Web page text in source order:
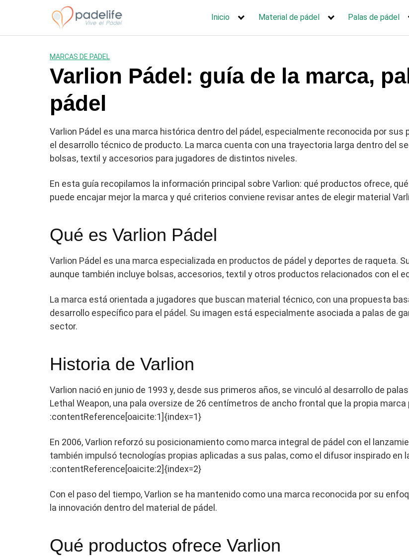
Inicio Material de pádel Palas de pádel
MARCAS DE PADEL
Varlion Pádel: guía de la marca,
pádel
Varlion Pádel es una marca histórica dentro del pádel, especialmente reconocida por sus
el desarrollo técnico de producto. La marca cuenta con una trayectoria larga dentro del
bolsas, textil y accesorios para jugadores de distintos niveles.
En esta guía recopilamos la información principal sobre Varlion: qué productos ofrece,
puede encajar mejor la marca y qué criterios conviene revisar antes de elegir material
Qué es Varlion Pádel
Varlion Pádel es una marca especializada en productos de pádel y deportes de raqueta.
aunque también incluye bolsas, accesorios, textil y otros productos relacionados con el
La marca está orientada a jugadores que buscan material técnico, con una propuesta
desarrollo específico para el pádel. Su imagen está especialmente asociada a palas de
sector.
Historia de Varlion
Varlion nació en junio de 1993 y, desde sus primeros años, se vinculó al desarrollo de
Lethal Weapon, una pala oversize de 26 centímetros de ancho frontal que la propia
:contentReference[oaicite:1]{index=1}
En 2006, Varlion reforzó su posicionamiento como marca integral de pádel con el
también impulsó tecnologías propias aplicadas a sus palas, como el difusor inspirado en
:contentReference[oaicite:2]{index=2}
Con el paso del tiempo, Varlion se ha mantenido como una marca reconocida por su
la innovación dentro del material de pádel.
Qué productos ofrece Varlion